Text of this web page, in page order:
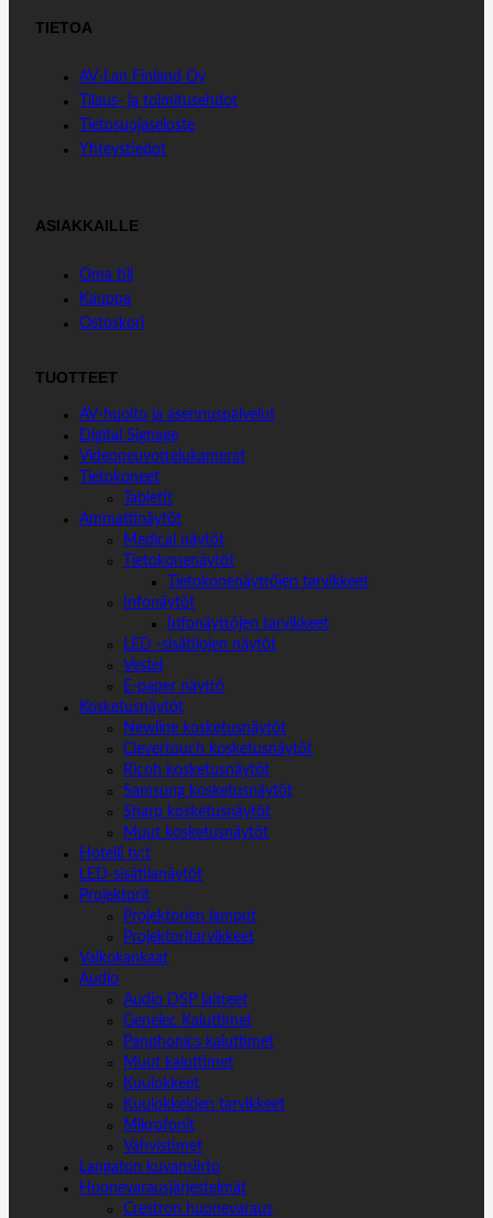
o
o
k
d
I
n
A
p
p
TIETOA
AV-Lan Finland Oy
Tilaus- ja toimitusehdot
Tietosuojaseloste
Yhteystiedot
ASIAKKAILLE
Oma tili
Kauppa
Ostoskori
TUOTTEET
AV-huolto ja asennuspalvelut
Digital Signage
Videoneuvottelukamerat
Tietokoneet
Tabletit
Ammattinäytöt
Medical näytöt
Tietokonenäytöt
Tietokonenäyttöjen tarvikkeet
Infonäytöt
Infonäyttöjen tarvikkeet
LED -sisätilojen näytöt
Vestel
E-paper näyttö
Kosketusnäytöt
Newline kosketusnäytöt
Clevertouch kosketusnäytöt
Ricoh kosketusnäytöt
Samsung kosketusnäytöt
Sharp kosketusnäytöt
Muut kosketusnäytöt
Hotelli tv:t
LED-sisätilanäytöt
Projektorit
Projektorien lamput
Projektoritarvikkeet
Valkokankaat
Audio
Audio DSP laitteet
Genelec Kaiuttimet
Panphonics kaiuttimet
Muut kaiuttimet
Kuulokkeet
Kuulokkeiden tarvikkeet
Mikrofonit
Vahvistimet
Langaton kuvansiirto
Huonevarausjärjestelmät
Crestron huonevaraus